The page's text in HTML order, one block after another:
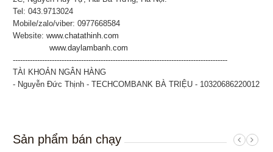
Tel: 043.9713024
Mobile/zalo/viber: 0977668584
Website:www.chatathinh.com
www.daylambanh.com
----------------------------------------------------------------------------------------
TÀI KHOẢN NGÂN HÀNG
- Nguyễn Đức Thịnh - TECHCOMBANK BÀ TRIỆU - 10320686220012
Sản phẩm bán chạy